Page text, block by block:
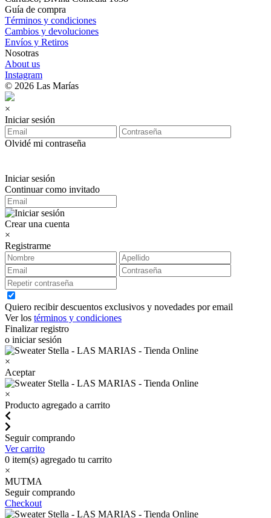
Guía de compra
Términos y condiciones
Cambios y devoluciones
Envíos y Retiros
Nosotras
About us
Instagram
© 2026 Las Marías
×
Iniciar sesión
Olvidé mi contraseña
Iniciar sesión
Continuar como invitado
Crear una cuenta
×
Registrarme
Quiero recibir descuentos exclusivos y novedades por email
Ver los términos y condiciones
Finalizar registro
o iniciar sesión
×
Aceptar
×
Producto agregado a carrito
Seguir comprando
Ver carrito
0 item(s) agregado tu carrito
×
MUTMA
Seguir comprando
Checkout